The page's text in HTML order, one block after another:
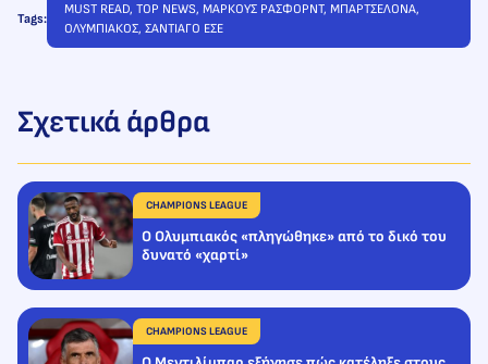
Tags:
MUST READ, TOP NEWS, ΜΑΡΚΟΥΣ ΡΑΣΦΟΡΝΤ, ΜΠΑΡΤΣΕΛΟΝΑ
ΟΛΥΜΠΙΑΚΟΣ, ΣΑΝΤΙΑΓΟ ΕΣΕ
Σχετικά άρθρα
CHAMPIONS LEAGUE
Ο Ολυμπιακός «πληγώθηκε» από το δικό του
δυνατό «χαρτί»
CHAMPIONS LEAGUE